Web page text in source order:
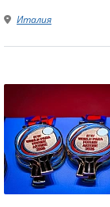
Италия